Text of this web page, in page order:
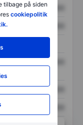
på siden
cookiepolitik
XXXXXXX
XXXXXXX